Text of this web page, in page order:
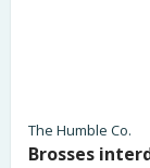
The Humble Co.
Brosses